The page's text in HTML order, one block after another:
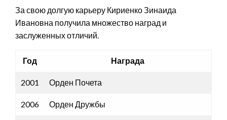
За свою долгую карьеру Кириенко Зинаида
Ивановна получила множество наград и
заслуженных отличий.
Год Награда
2001 Орден Почета
2006 Орден Дружбы